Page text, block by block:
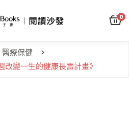
0
醫療保健
變一生的健康長壽計畫》